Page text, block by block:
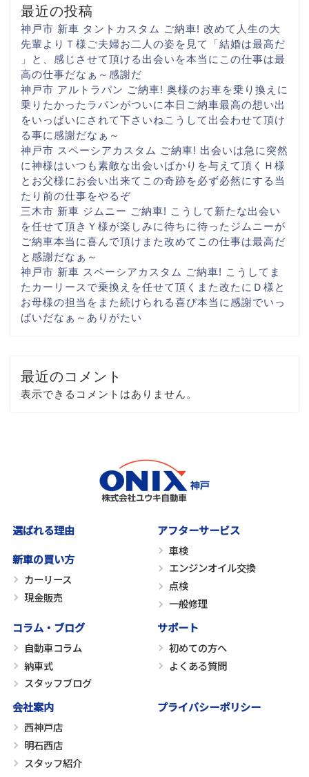
最近の投稿
神戸市 新車 タントカスタム ご納車! 改めて人生の大
先輩より Ｔ様ご夫婦お二人の姿を見て
「結婚は最高だ
」と、感じさせて頂ける出会いを本当にこの仕事は最
高の仕事だなぁ～ 感謝だ
神戸市 アルトラパン ご納車! 奥様のお車を乗り換えに
乗りたかったラパンがついに本日ご納車最高の想い出
をいっぱいに されて下さいね こうして出会わせて頂け
る事に感謝だなぁ～
神戸市 スペーシアカスタム ご納車! 出会いは急に 突然
に神様はいつも素敵な出会いばかりを与えて頂く Ｈ様
とお父様にお会い出来て この奇跡を必ず必然にする当
たり前の仕事をやるぞ
三木市 新車 ジムニー ご納車! こうして新たな出会い
を任せて頂き Ｙ様が楽しみに待ちに待ったジムニーが
ご納車本当に喜んで頂け また改めてこの仕事は最高だ
と 感謝だなぁ～
神戸市 新車 スペーシアカスタム ご納車! こうしてま
た カーリースで乗換えを任せて頂く また改たに Ｄ様と
お母様の担当をまた続けられる喜び本当に感謝でいっ
ぱいだなぁ～ ありがたい
最近のコメント
表示できるコメントはありません。
選ばれる理由
新車の買い方
カーリース
現金販売
アフターサービス
車検
エンジンオイル交換
点検
一般修理
コラム・ブログ
自動車コラム
納車式
スタッフブログ
サポート
初めての方へ
よくある質問
会社案内
西神戸店
明石西店
スタッフ紹介
プライバシーポリシー